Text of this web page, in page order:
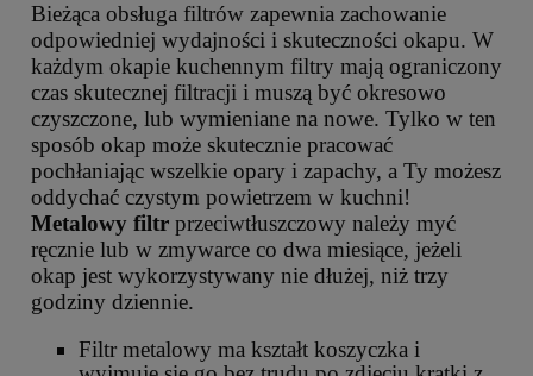
Bieżąca obsługa filtrów zapewnia zachowanie
odpowiedniej wydajności i skuteczności okapu. W
każdym okapie kuchennym filtry mają ograniczony
czas skutecznej filtracji i muszą być okresowo
czyszczone, lub wymieniane na nowe. Tylko w ten
sposób okap może skutecznie pracować
pochłaniając wszelkie opary i zapachy, a Ty możesz
oddychać czystym powietrzem w kuchni!
Metalowy filtr przeciwtłuszczowy należy myć
ręcznie lub w zmywarce co dwa miesiące, jeżeli
okap jest wykorzystywany nie dłużej, niż trzy
godziny dziennie.
Filtr metalowy ma kształt koszyczka i